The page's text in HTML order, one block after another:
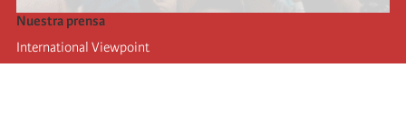
Nuestra prensa
International Viewpoint